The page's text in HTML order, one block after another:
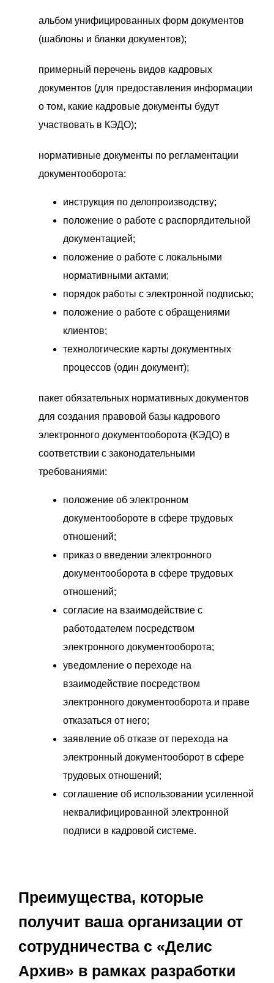
альбом унифицированных форм документов
(шаблоны и бланки документов);
примерный перечень видов кадровых
документов (для предоставления информации
о том, какие кадровые документы будут
участвовать в КЭДО);
нормативные документы по регламентации
документооборота:
инструкция по делопроизводству;
положение о работе с распорядительной
документацией;
положение о работе с локальными
нормативными актами;
порядок работы с электронной подписью;
положение о работе с обращениями
клиентов;
технологические карты документных
процессов (один документ);
пакет обязательных нормативных документов
для создания правовой базы кадрового
электронного документооборота (КЭДО) в
соответствии с законодательными
требованиями:
положение об электронном
документообороте в сфере трудовых
отношений;
приказ о введении электронного
документооборота в сфере трудовых
отношений;
согласие на взаимодействие с
работодателем посредством
электронного документооборота;
уведомление о переходе на
взаимодействие посредством
электронного документооборота и праве
отказаться от него;
заявление об отказе от перехода на
электронный документооборот в сфере
трудовых отношений;
соглашение об использовании усиленной
неквалифицированной электронной
подписи в кадровой системе.
Преимущества, которые
получит ваша организации от
сотрудничества с «Делис
Архив» в рамках разработки